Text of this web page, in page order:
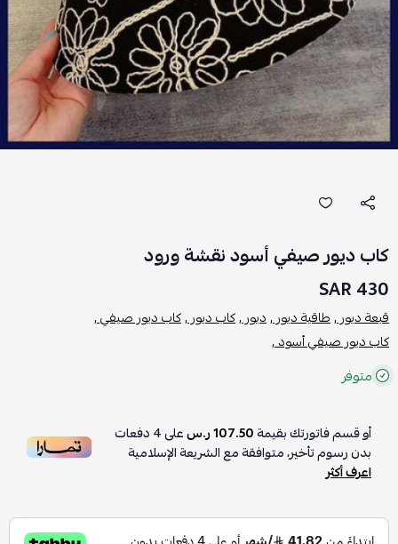
كاب ديور صيفي أسود نقشة ورود
430 SAR
قبعة ديور ,طاقية ديور ,ديور ,كاب ديور ,كاب ديور صيفي ,
كاب ديور صيفي أسود ,
متوفر
أو قسم فاتورتك بقيمة107.50 ر.س على4دفعات
بدون رسوم تأخير، متوافقة مع الشريعة الإسلامية
اعرف أكثر